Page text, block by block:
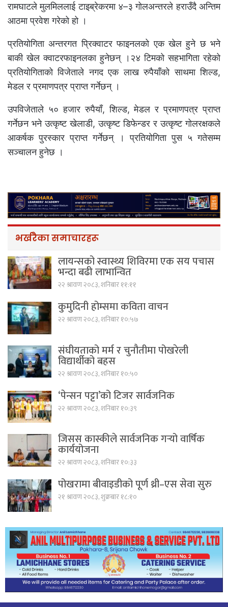
रामघाटले मुलमिललाई टाइब्रेकरमा ४–३ गोलअन्तरले हराउँदै अन्तिम
आठमा प्रवेश गरेको हो ।
प्रतियोगिता अन्तरगत प्रिक्वाटर फाइनलको एक खेल हुने छ भने
बाकी खेल क्वाटरफाइनलका हुनेछन् ।२४ टिमको सहभागिता रहेको
प्रतियोगिताको विजेताले नगद एक लाख रुपैयाँको साथमा शिल्ड,
मेडल र प्रमाणपत्र प्राप्त गर्नेछन् ।
उपविजेताले ५० हजार रुपैयाँ, शिल्ड, मेडल र प्रमाणपत्र प्राप्त
गर्नेछन भने उत्कृष्ट खेलाडी, उत्कृष्ट डिफेन्डर र उत्कृष्ट गोलरक्षकले
आकर्षक पुरस्कार प्राप्त गर्नेछन् । प्रतियोगिता पुस ५ गतेसम्म
सञ्चालन हुनेछ ।
भर्खरैका समाचारहरू
लायन्सको स्वास्थ्य शिविरमा एक सय पचास
भन्दा बढी लाभान्वित
२२ श्रावण २०८३, शनिबार ११:११
कुमुदिनी होम्समा कविता वाचन
२२ श्रावण २०८३, शनिबार १०:५७
संघीयताको मर्म र चुनौतीमा पोखरेली
विद्यार्थीको बहस
२२ श्रावण २०८३, शनिबार १०:५०
‘पेन्सन पट्टा’को टिजर सार्वजनिक
२२ श्रावण २०८३, शनिबार १०:३९
जिसस कास्कीले सार्वजनिक गर्‍यो वार्षिक
कार्ययोजना
२२ श्रावण २०८३, शनिबार १०:३३
पोखरामा बीवाइडीको पूर्ण थ्री–एस सेवा सुरु
२१ श्रावण २०८३, शुक्रबार १८:१०